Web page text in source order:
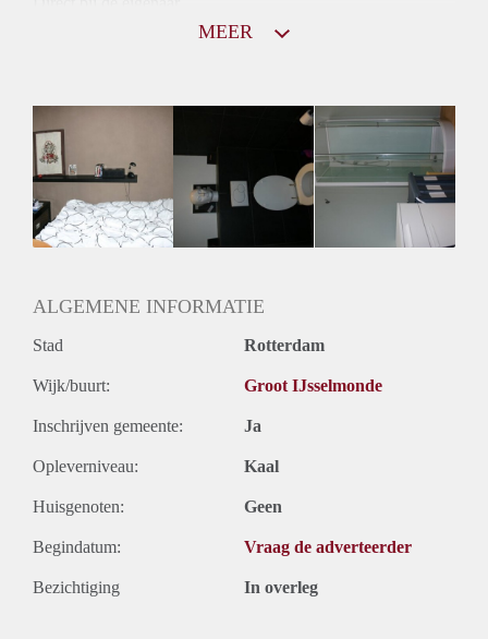
Niet mogelijk
Inkomen eis
N.V.T.
Huurtermijn
Onbepaalde termijn
MEER
ALGEMENE INFORMATIE
Stad Rotterdam
Wijk/buurt: Groot IJsselmonde
Inschrijven gemeente: Ja
Opleverniveau: Kaal
Huisgenoten: Geen
Begindatum: Vraag de adverteerder
Bezichtiging In overleg